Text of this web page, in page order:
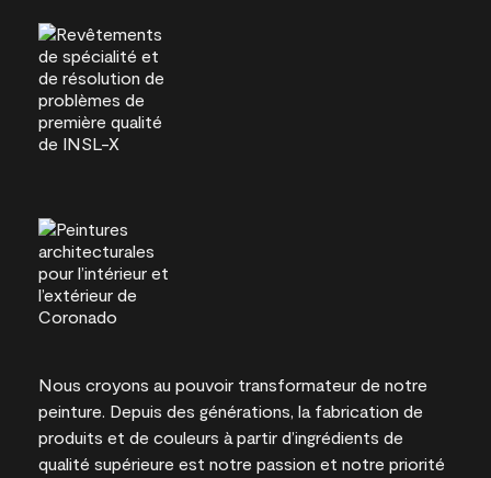
Nous croyons au pouvoir transformateur de notre
peinture. Depuis des générations, la fabrication de
produits et de couleurs à partir d’ingrédients de
qualité supérieure est notre passion et notre priorité